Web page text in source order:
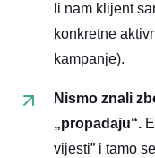
li nam klijent
konkretne
kampanje).
Nismo znali
„propadaju“.
vijesti” i tamo